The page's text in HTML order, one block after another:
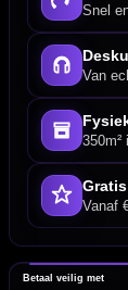
Snel
Van
350m²
Vanaf
Betaal veilig met